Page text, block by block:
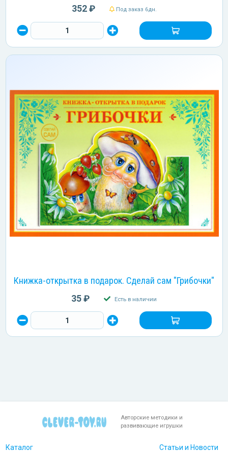
352 ₽ Под заказ 6дн.
Книжка-открытка в подарок. Сделай сам "Грибочки"
35 ₽ Есть в наличии
Авторские методики и
развивающие игрушки
Каталог Статьи и Новости